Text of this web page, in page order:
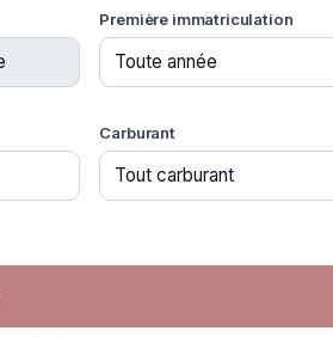
Première immatriculation
Carburant